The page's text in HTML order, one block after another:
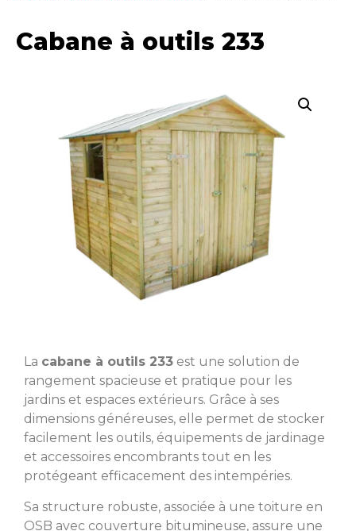
Cabane à outils 233
La cabane à outils 233 est une solution de
rangement spacieuse et pratique pour les
jardins et espaces extérieurs. Grâce à ses
dimensions généreuses, elle permet de stocker
facilement les outils, équipements de jardinage
et accessoires encombrants tout en les
protégeant efficacement des intempéries.
Sa structure robuste, associée à une toiture en
OSB avec couverture bitumineuse, assure une